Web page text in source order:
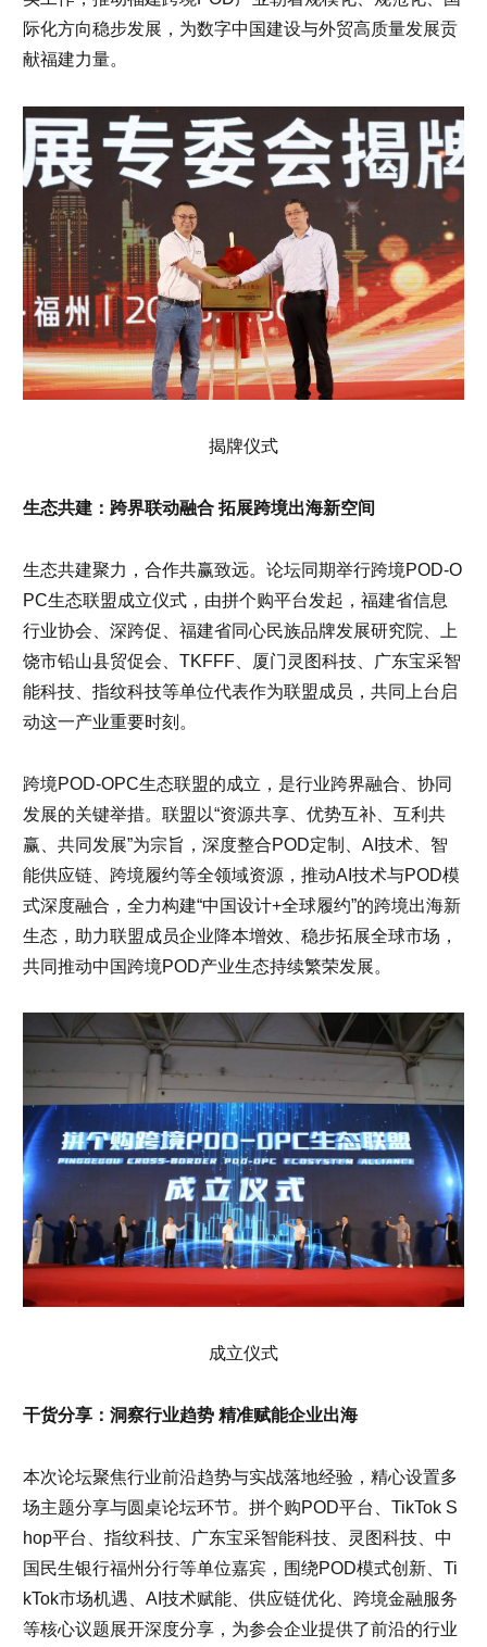
际化方向稳步发展，为数字中国建设与外贸高质量发展贡
献福建力量。
揭牌仪式
生态共建：跨界联动融合 拓展跨境出海新空间
生态共建聚力，合作共赢致远。论坛同期举行跨境POD-O
PC生态联盟成立仪式，由拼个购平台发起，福建省信息
行业协会、深跨促、福建省同心民族品牌发展研究院、上
饶市铅山县贸促会、TKFFF、厦门灵图科技、广东宝采智
能科技、指纹科技等单位代表作为联盟成员，共同上台启
动这一产业重要时刻。
跨境POD-OPC生态联盟的成立，是行业跨界融合、协同
发展的关键举措。联盟以“资源共享、优势互补、互利共
赢、共同发展”为宗旨，深度整合POD定制、AI技术、智
能供应链、跨境履约等全领域资源，推动AI技术与POD模
式深度融合，全力构建“中国设计+全球履约”的跨境出海新
生态，助力联盟成员企业降本增效、稳步拓展全球市场，
共同推动中国跨境POD产业生态持续繁荣发展。
成立仪式
干货分享：洞察行业趋势 精准赋能企业出海
本次论坛聚焦行业前沿趋势与实战落地经验，精心设置多
场主题分享与圆桌论坛环节。拼个购POD平台、TikTok S
hop平台、指纹科技、广东宝采智能科技、灵图科技、中
国民生银行福州分行等单位嘉宾，围绕POD模式创新、Ti
kTok市场机遇、AI技术赋能、供应链优化、跨境金融服务
等核心议题展开深度分享，为参会企业提供了前沿的行业